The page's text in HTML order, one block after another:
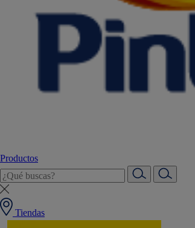
Productos
Tiendas